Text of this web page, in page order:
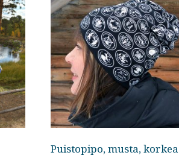
Puistopipo, musta, korkea